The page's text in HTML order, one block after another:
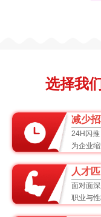
选择我们
减少
24H闪
为企业
人才
面对面
职业与